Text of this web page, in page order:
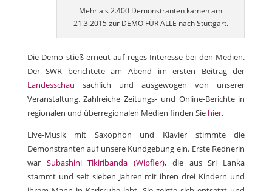
Mehr als 2.400 Demonstranten kamen am
21.3.2015 zur DEMO FÜR ALLE nach Stuttgart.
Die Demo stieß erneut auf reges Interesse bei den Medien.
Der SWR berichtete am Abend im ersten Beitrag der
Landesschau sachlich und ausgewogen von unserer
Veranstaltung. Zahlreiche Zeitungs- und Online-Berichte in
regionalen und überregionalen Medien finden Sie hier.
Live-Musik mit Saxophon und Klavier stimmte die
Demonstranten auf unsere Kundgebung ein. Erste Rednerin
war Subashini Tikiribanda (Wipfler), die aus Sri Lanka
stammt und seit sieben Jahren mit ihren drei Kindern und